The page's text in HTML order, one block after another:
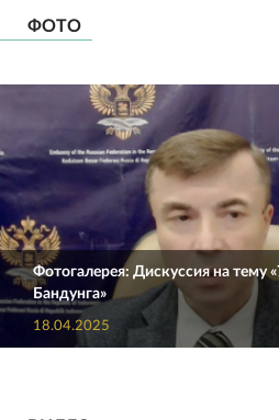
ФОТО
Фотогалерея: Дискуссия на тему
Бандунга»
18.04.2025